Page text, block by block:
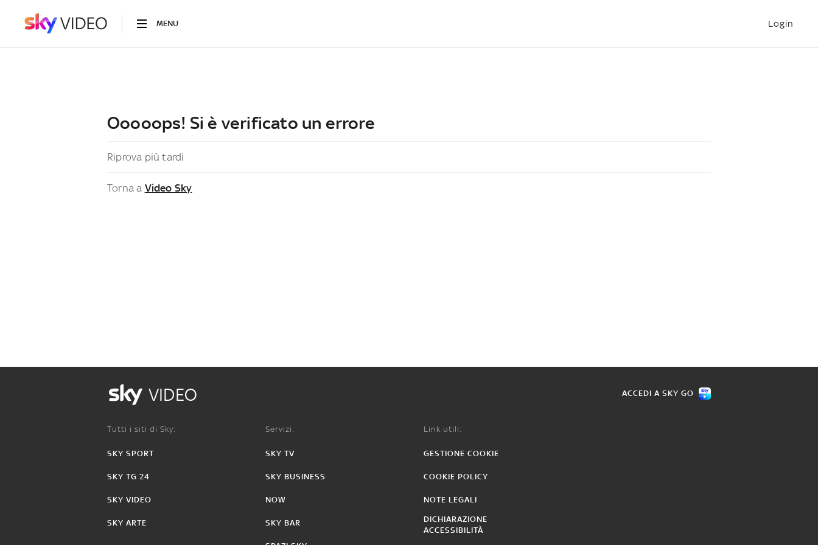
MENU Login
Ooooops! Si è verificato un errore
Riprova più tardi
Torna a Video Sky
VIDEO ACCEDI A SKY GO
Tutti i siti di Sky:
SKY SPORT
SKY TG 24
SKY VIDEO
SKY ARTE
Servizi:
SKY TV
SKY BUSINESS
NOW
SKY BAR
Link utili:
GESTIONE COOKIE
COOKIE POLICY
NOTE LEGALI
DICHIARAZIONE
ACCESSIBILITÀ